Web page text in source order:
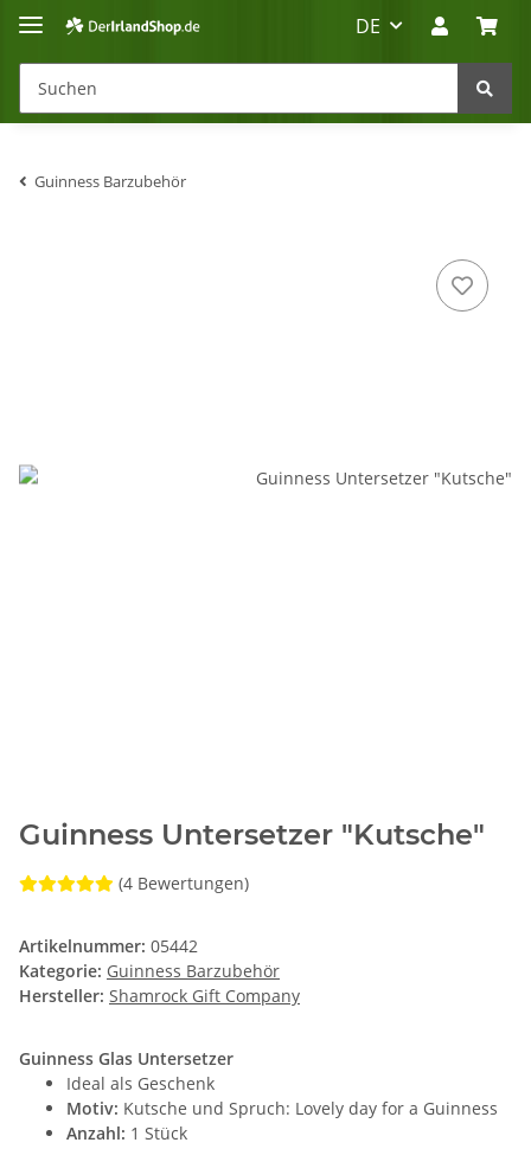
DE
Guinness Barzubehör
Guinness Untersetzer "Kutsche"
(4 Bewertungen)
Artikelnummer: 05442
Kategorie: Guinness Barzubehör
Hersteller: Shamrock Gift Company
Guinness Glas Untersetzer
Ideal als Geschenk
Motiv: Kutsche und Spruch: Lovely day for a Guinness
Anzahl: 1 Stück